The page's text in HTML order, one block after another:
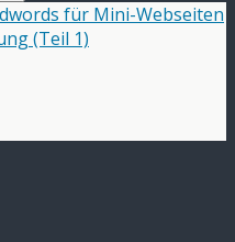
für Mini-Webseiten
(Teil 1)